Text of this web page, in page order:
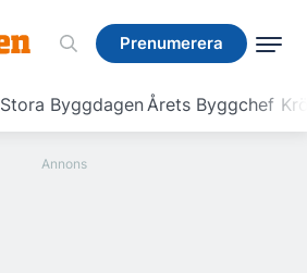
Prenumerera
Stora ByggdagenÅrets Byggchef
Prenumerera